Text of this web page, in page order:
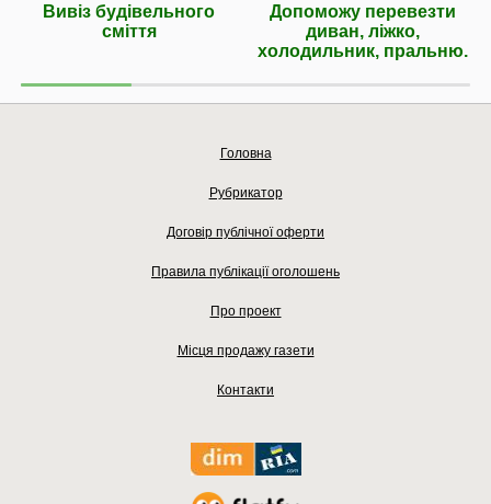
Вивіз будівельного
сміття
Допоможу перевезти
диван, ліжко,
холодильник, пральню.
Головна
Рубрикатор
Договір публічної оферти
Правила публікації оголошень
Про проект
Місця продажу газети
Контакти